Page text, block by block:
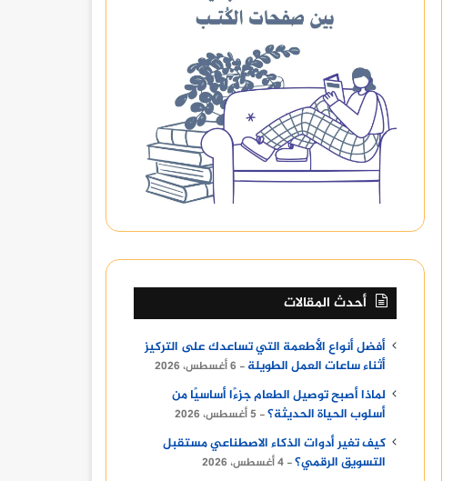
أحدث المقالات
أفضل أنواع الأطعمة التي تساعدك على التركيز
أثناء ساعات العمل الطويلة
6 أغسطس، 2026
لماذا أصبح توصيل الطعام جزءًا أساسيًا من
أسلوب الحياة الحديثة؟
5 أغسطس، 2026
كيف تغير أدوات الذكاء الاصطناعي مستقبل
التسويق الرقمي؟
4 أغسطس، 2026